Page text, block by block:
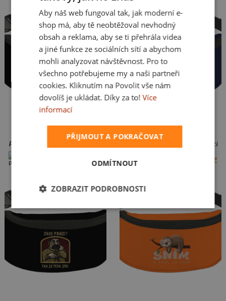
Pivo volá ledvinka Black
299 Kč
Ranní ptáče spí ledvinka French
299 Kč
SLOVAK
Aby náš web fungoval tak, jak moderní e-
shop má, aby tě neobtěžoval nevhodný
obsah a reklama, aby se ti přehrála videa
a jiné funkce ze sociálních sítí a abychom
mohli analyzovat návštěvnost. Pro to
všechno potřebujeme my a naši partneři
cookies. Kliknutím na Povolit vše nám
dovolíš je ukládat. Díky za to! Více
informací
PŘIJMOUT A POKRAČOVAT
ODMÍTNOUT
ZOBRAZIT PODROBNOSTI